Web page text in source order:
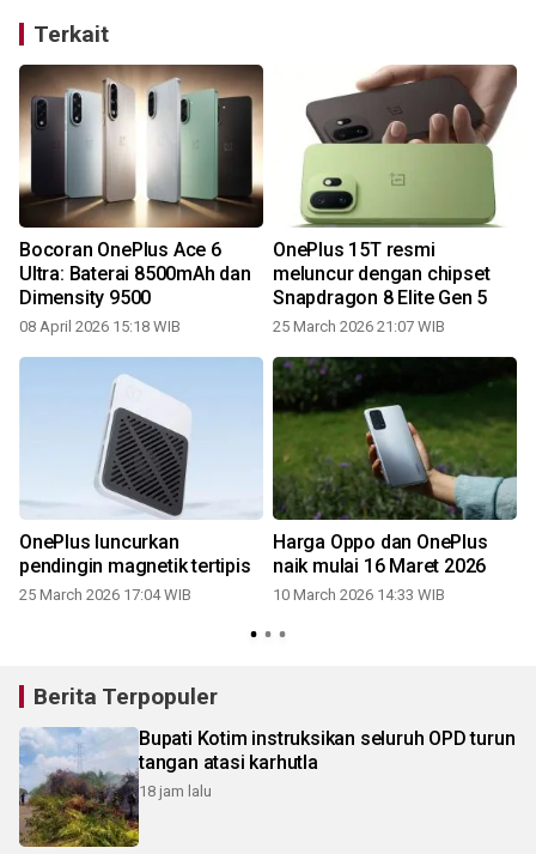
Terkait
Bocoran OnePlus Ace 6
Ultra: Baterai 8500mAh dan
Dimensity 9500
08 April 2026 15:18 WIB
OnePlus 15T resmi
meluncur dengan chipset
Snapdragon 8 Elite Gen 5
25 March 2026 21:07 WIB
OnePlus luncurkan
pendingin magnetik tertipis
25 March 2026 17:04 WIB
Harga Oppo dan OnePlus
naik mulai 16 Maret 2026
10 March 2026 14:33 WIB
Berita Terpopuler
Bupati Kotim instruksikan seluruh OPD turun
tangan atasi karhutla
18 jam lalu